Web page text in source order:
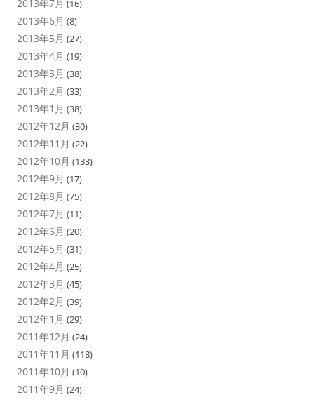
2013年7月 (16)
2013年6月 (8)
2013年5月 (27)
2013年4月 (19)
2013年3月 (38)
2013年2月 (33)
2013年1月 (38)
2012年12月 (30)
2012年11月 (22)
2012年10月 (133)
2012年9月 (17)
2012年8月 (75)
2012年7月 (11)
2012年6月 (20)
2012年5月 (31)
2012年4月 (25)
2012年3月 (45)
2012年2月 (39)
2012年1月 (29)
2011年12月 (24)
2011年11月 (118)
2011年10月 (10)
2011年9月 (24)